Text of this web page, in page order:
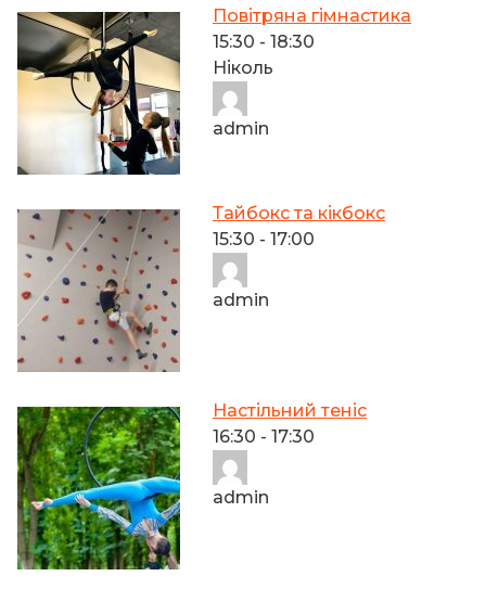
Повітряна гімнастика
15:30 - 18:30
Ніколь
admin
Тайбокс та кікбокс
15:30 - 17:00
admin
Настільний теніс
16:30 - 17:30
admin